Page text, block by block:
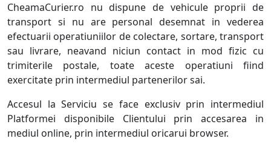
CheamaCurier.ro nu dispune de vehicule proprii de
transport si nu are personal desemnat in vederea
efectuarii operatiuniilor de colectare, sortare, transport
sau livrare, neavand niciun contact in mod fizic cu
trimiterile postale, toate aceste operatiuni fiind
exercitate prin intermediul partenerilor sai.
Accesul la Serviciu se face exclusiv prin intermediul
Platformei disponibile Clientului prin accesarea in
mediul online, prin intermediul oricarui browser.